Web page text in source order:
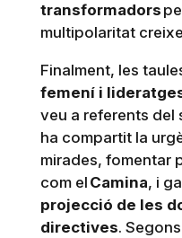
transformadors
multipolaritat
Finalment, les
femení i
veu a referents del
ha compartit la
mirades, fomentar
com el Camina, i
projecció de les
directives.